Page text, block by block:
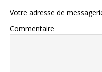
Votre adresse de
Commentaire